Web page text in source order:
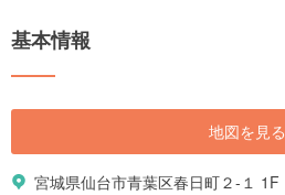
基本情報
地図を見る
宮城県仙台市青葉区春日町２-１ 1F